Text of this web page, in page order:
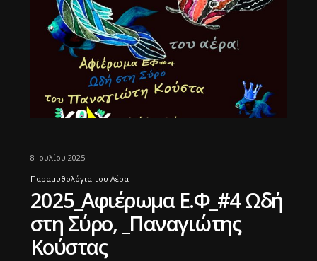
8 Ιουλίου 2025
Παραμυθολόγια του Αέρα
2025_Αφιέρωμα Ε.Φ_#4 Ωδή
στη Σύρο, _Παναγιώτης
Κούστας